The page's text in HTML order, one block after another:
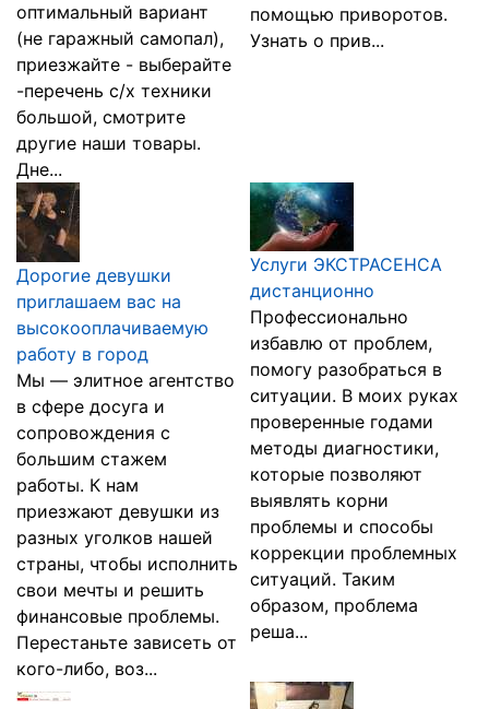
оптимальный вариант
(не гаражный самопал),
приезжайте - выберайте
-перечень с/х техники
большой, смотрите
другие наши товары.
Дне...
помощью приворотов.
Узнать о прив...
Дорогие девушки
приглашаем вас на
высокооплачиваемую
работу в город
Мы — элитное агентство
в сфере досуга и
сопровождения с
большим стажем
работы. К нам
приезжают девушки из
разных уголков нашей
страны, чтобы исполнить
свои мечты и решить
финансовые проблемы.
Перестаньте зависеть от
кого-либо, воз...
Услуги ЭКСТРАСЕНСА
дистанционно
Профессионально
избавлю от проблем,
помогу разобраться в
ситуации. В моих руках
проверенные годами
методы диагностики,
которые позволяют
выявлять корни
проблемы и способы
коррекции проблемных
ситуаций. Таким
образом, проблема
реша...